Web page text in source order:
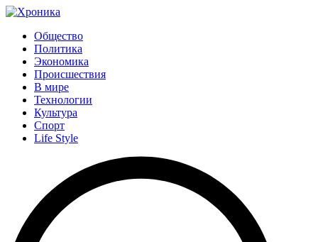
Общество
Политика
Экономика
Происшествия
В мире
Технологии
Культура
Спорт
Life Style